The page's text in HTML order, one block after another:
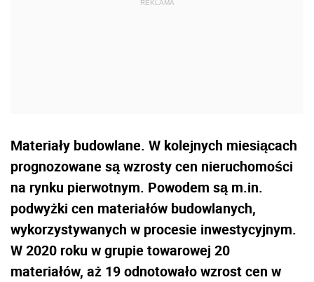
Materiały budowlane. W kolejnych miesiącach
prognozowane są wzrosty cen nieruchomości
na rynku pierwotnym. Powodem są m.in.
podwyżki cen materiałów budowlanych,
wykorzystywanych w procesie inwestycyjnym.
W 2020 roku w grupie towarowej 20
materiałów, aż 19 odnotowało wzrost cen w